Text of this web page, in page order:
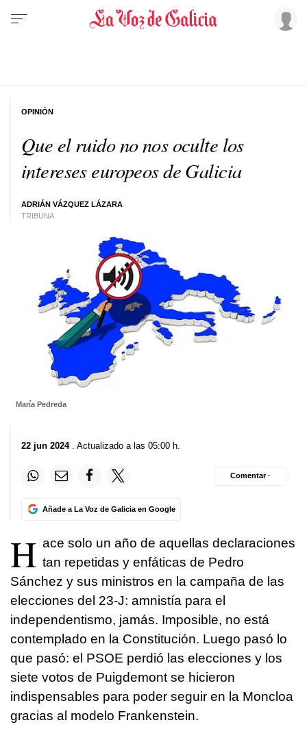
Que el ruido no nos oculte los
intereses europeos de Galicia
ADRIÁN VÁZQUEZ LÁZARA
TRIBUNA
OPINIÓN
María Pedreda
22 jun 2024. Actualizado a las 05:00 h.
Añade a La Voz de Galicia en Google
Comentar ·
H ace solo un año de aquellas declaraciones
tan repetidas y enfáticas de Pedro
Sánchez y sus ministros en la campaña de las
elecciones del 23-J: amnistía para el
independentismo, jamás. Imposible, no está
contemplado en la Constitución. Luego pasó lo
que pasó: el PSOE perdió las elecciones y los
siete votos de Puigdemont se hicieron
indispensables para poder seguir en la Moncloa
gracias al modelo Frankenstein.